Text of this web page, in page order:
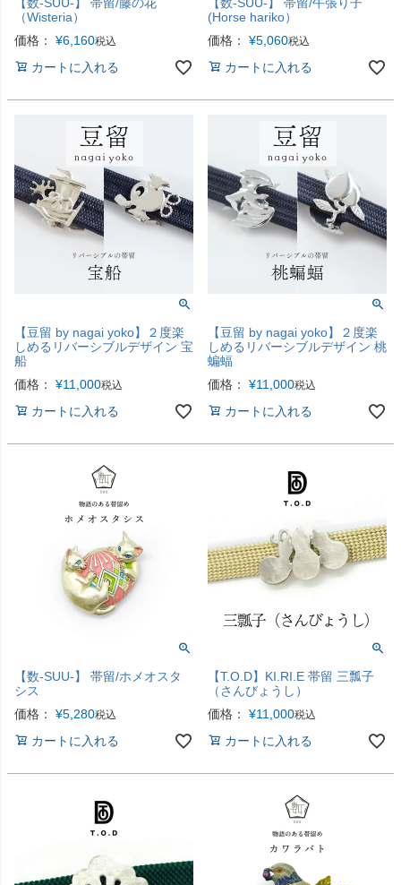
（Wisteria）
価格：
¥6,160税込
カートに入れる
(Horse hariko）
価格：
¥5,060税込
カートに入れる
【豆留 by nagai yoko】２度楽
しめるリバーシブルデザイン 宝
船
価格：
¥11,000税込
カートに入れる
【豆留 by nagai yoko】２度楽
しめるリバーシブルデザイン 桃
蝙蝠
価格：
¥11,000税込
カートに入れる
【数-SUU-】 帯留/ホメオスタ
シス
価格：
¥5,280税込
カートに入れる
【T.O.D】KI.RI.E 帯留 三瓢子
（さんびょうし）
価格：
¥11,000税込
カートに入れる